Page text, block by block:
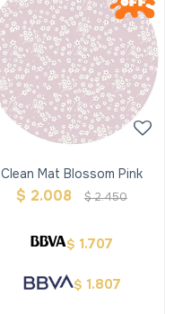
Clean Mat Blossom Pink
$ 2.008 $2.450
$ 1.707
$ 1.807